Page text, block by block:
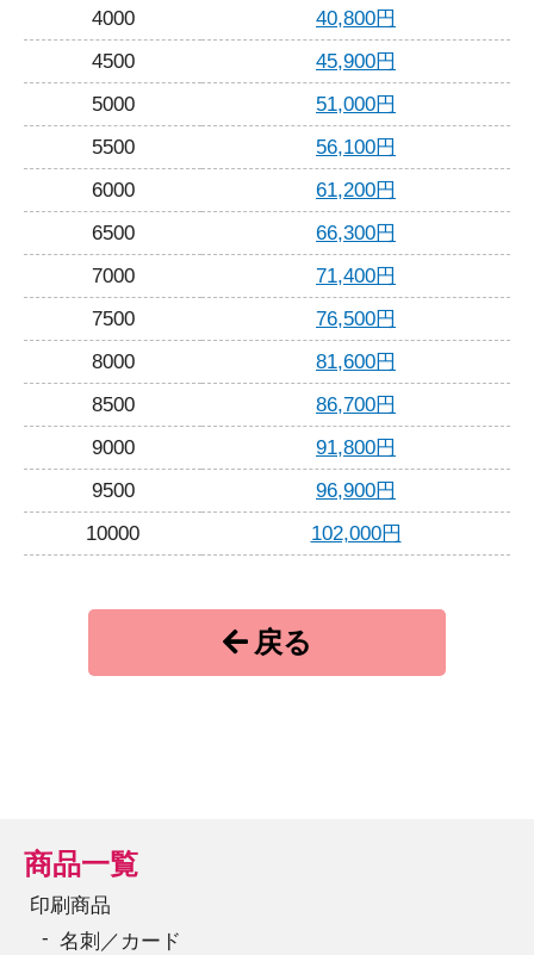
4000
40,800円
4500
45,900円
5000
51,000円
5500
56,100円
6000
61,200円
6500
66,300円
7000
71,400円
7500
76,500円
8000
81,600円
8500
86,700円
9000
91,800円
9500
96,900円
10000
102,000円
戻る
商品一覧
印刷商品
名刺／カード